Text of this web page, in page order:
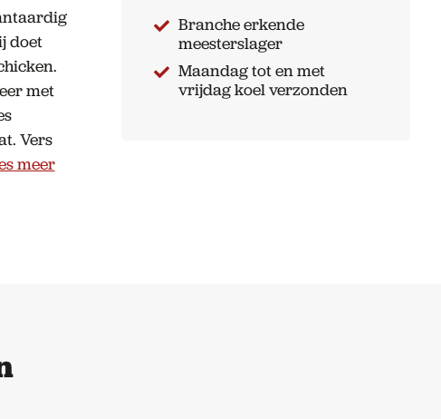
doet
met
Vers
meer
Branche erkende
meesterslager
Maandag tot en met
vrijdag koel verzonden